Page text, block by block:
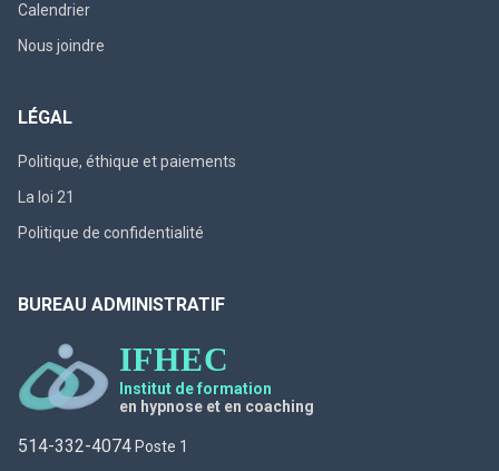
Calendrier
Nous joindre
LÉGAL
Politique, éthique et paiements
La loi 21
Politique de confidentialité
BUREAU ADMINISTRATIF
IFHEC
Institut de formation
en hypnose et en coaching
514-332-4074 Poste 1